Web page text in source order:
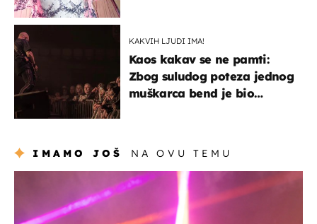
KAKVIH LJUDI IMA!
Kaos kakav se ne pamti:
Zbog suludog poteza jednog
muškarca bend je bio
IMAMO JOŠ NA OVU TEMU